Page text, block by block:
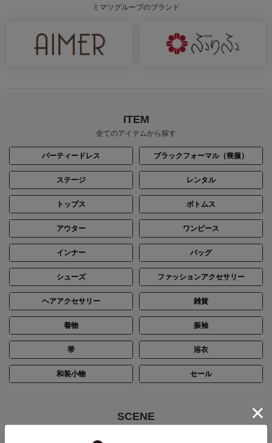
ミマツグループのブランド
ITEM
全てのアイテムから探す
パーティードレス ブラックフォーマル（喪服）
ステージ レンタル
トップス ボトムス
アウター ワンピース
インナー バッグ
シューズ ファッションアクセサリー
ヘアアクセサリー 雑貨
着物 振袖
帯 浴衣
和装小物 セール
SCENE